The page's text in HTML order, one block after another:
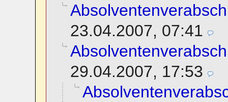
23.04.2007, 07:41
29.04.2007, 17:53